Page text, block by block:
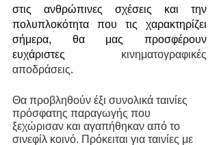
στις ανθρώπινες σχέσεις και την
πολυπλοκότητα που τις χαρακτηρίζει
σήμερα, θα μας προσφέρουν
ευχάριστες κινηματογραφικές
αποδράσεις.
Θα προβληθούν έξι συνολικά ταινίες
πρόσφατης παραγωγής που
ξεχώρισαν και αγαπήθηκαν από το
σινεφίλ κοινό. Πρόκειται για ταινίες με